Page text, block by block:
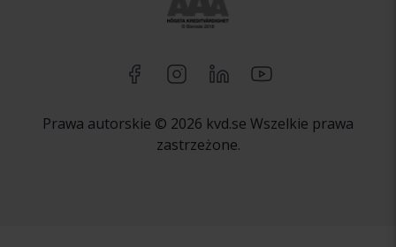
Prawa autorskie © 2026 kvd.se Wszelkie prawa
zastrzeżone.